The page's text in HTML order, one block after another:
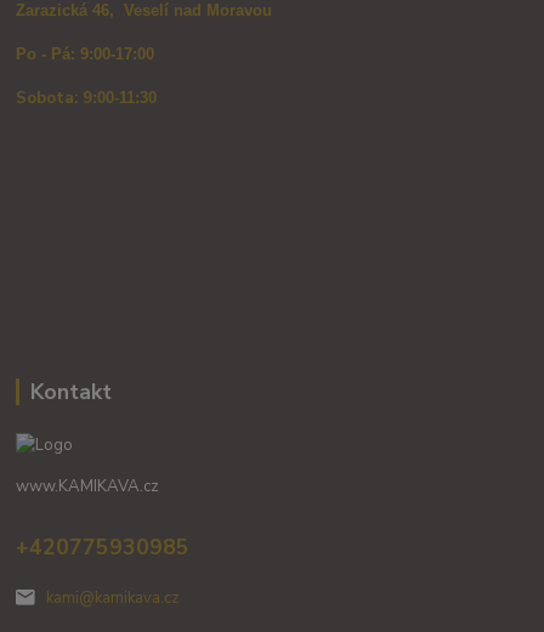
Zarazická 46, Veselí nad Moravou
Po - Pá: 9:00-17:00
Sobota: 9:00-11:30
Kontakt
www.KAMIKAVA.cz
+420775930985
kami@kamikava.cz